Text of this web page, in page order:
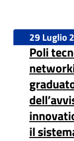
Poli
il
29 Luglio